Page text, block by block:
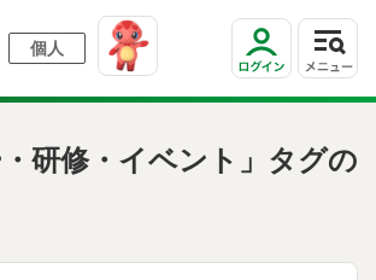
個人
・研修・イベント」タグの